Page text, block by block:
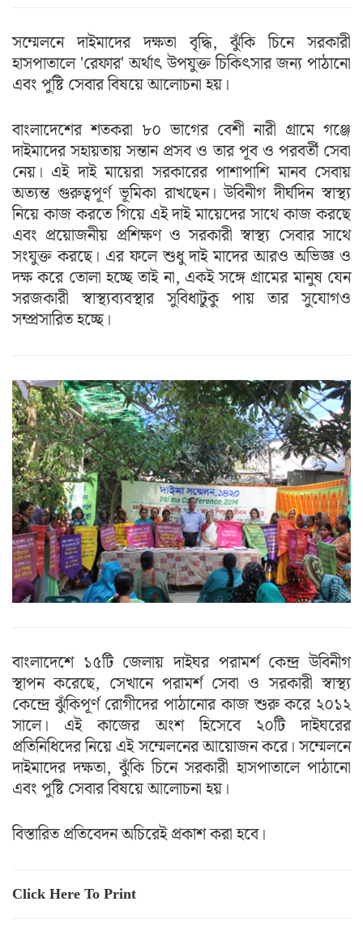
সম্মেলনে দাইমাদের দক্ষতা বৃদ্ধি, ঝুঁকি চিনে সরকারী
হাসপাতালে 'রেফার' অর্থাৎ উপযুক্ত চিকিৎসার জন্য পাঠানো
এবং পুষ্টি সেবার বিষয়ে আলোচনা হয়।
বাংলাদেশের শতকরা ৮০ ভাগের বেশী নারী গ্রামে গঞ্জে
দাইমাদের সহায়তায় সন্তান প্রসব ও তার পূব ও পরবর্তী সেবা
নেয়। এই দাই মায়েরা সরকারের পাশাপাশি মানব সেবায়
অত্যন্ত গুরুত্বপূর্ণ ভূমিকা রাখছেন। উবিনীগ দীর্ঘদিন স্বাস্থ্য
নিয়ে কাজ করতে গিয়ে এই দাই মায়েদের সাথে কাজ করছে
এবং প্রয়োজনীয় প্রশিক্ষণ ও সরকারী স্বাস্থ্য সেবার সাথে
সংযুক্ত করছে। এর ফলে শুধু দাই মাদের আরও অভিজ্ঞ ও
দক্ষ করে তোলা হচ্ছে তাই না, একই সঙ্গে গ্রামের মানুষ যেন
সরজকারী স্বাস্থ্যব্যবস্থার সুবিধাটুকু পায় তার সুযোগও
সম্প্রসারিত হচ্ছে।
বাংলাদেশে ১৫টি জেলায় দাইঘর পরামর্শ কেন্দ্র উবিনীগ
স্থাপন করেছে, সেখানে পরামর্শ সেবা ও সরকারী স্বাস্থ্য
কেন্দ্রে ঝুঁকিপূর্ণ রোগীদের পাঠানোর কাজ শুরু করে ২০১২
সালে। এই কাজের অংশ হিসেবে ২০টি দাইঘরের
প্রতিনিধিদের নিয়ে এই সম্মেলনের আয়োজন করে। সম্মেলনে
দাইমাদের দক্ষতা, ঝুঁকি চিনে সরকারী হাসপাতালে পাঠানো
এবং পুষ্টি সেবার বিষয়ে আলোচনা হয়।
বিস্তারিত প্রতিবেদন অচিরেই প্রকাশ করা হবে।
Click Here To Print